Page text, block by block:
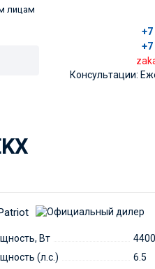
лицам
+7
Консультации:
Вт
4400
(л.с.)
6.5